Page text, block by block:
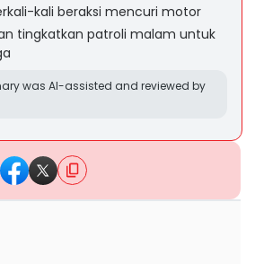
kali beraksi mencuri motor
tingkatkan patroli malam untuk
was AI-assisted and reviewed by